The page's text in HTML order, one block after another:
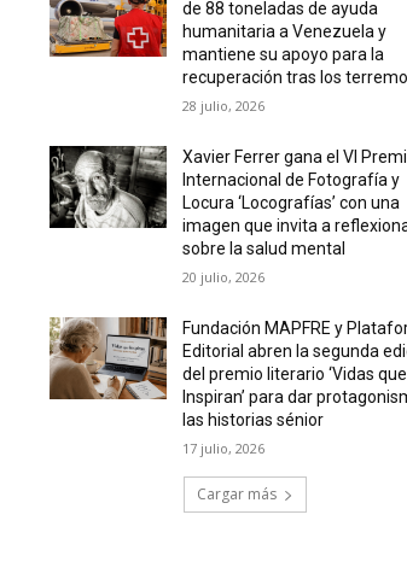
de 88 toneladas de ayuda
humanitaria a Venezuela y
mantiene su apoyo para la
recuperación tras los
28 julio, 2026
Xavier Ferrer gana el VI
Internacional de Fotografía y
Locura ‘Locografías’ con una
imagen que invita a
sobre la salud mental
20 julio, 2026
Fundación MAPFRE y
Editorial abren la segunda
del premio literario ‘Vidas que
Inspiran’ para dar
las historias sénior
17 julio, 2026
Cargar más